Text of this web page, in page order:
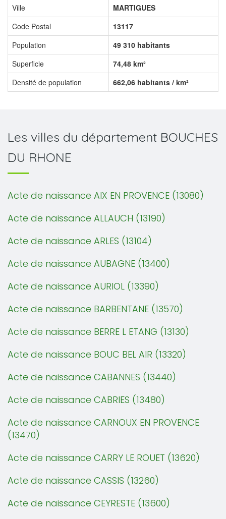
Ville
MARTIGUES
Code Postal
13117
Population
49 310 habitants
Superficie
74,48 km²
Densité de population
662,06 habitants / km²
Les villes du département BOUCHES
DU RHONE
Acte de naissance AIX EN PROVENCE (13080)
Acte de naissance ALLAUCH (13190)
Acte de naissance ARLES (13104)
Acte de naissance AUBAGNE (13400)
Acte de naissance AURIOL (13390)
Acte de naissance BARBENTANE (13570)
Acte de naissance BERRE L ETANG (13130)
Acte de naissance BOUC BEL AIR (13320)
Acte de naissance CABANNES (13440)
Acte de naissance CABRIES (13480)
Acte de naissance CARNOUX EN PROVENCE
(13470)
Acte de naissance CARRY LE ROUET (13620)
Acte de naissance CASSIS (13260)
Acte de naissance CEYRESTE (13600)